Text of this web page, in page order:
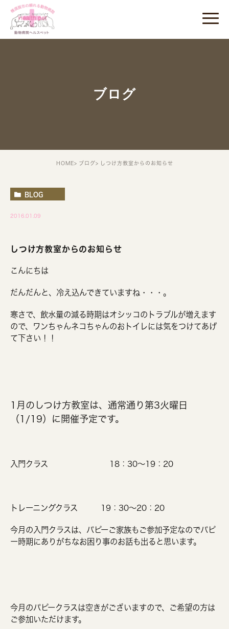
ブログ
HOME ブログ しつけ方教室からのお知らせ
BLOG
2016.01.09
しつけ方教室からのお知らせ
こんにちは
だんだんと、冷え込んできていますね・・・。
寒さで、飲水量の減る時期はオシッコのトラブルが増えます
ので、ワンちゃんネコちゃんのおトイレには気をつけてあげ
て下さい！！
1月のしつけ方教室は、通常通り第3火曜日
（1/19）に開催予定です。
入門クラス 18：30～19：20
トレーニングクラス 19：30～20：20
今月の入門クラスは、パピーご家族もご参加予定なのでパピ
ー時期にありがちなお困り事のお話も出ると思います。
今月のパピークラスは空きがございますので、ご希望の方は
ご参加いただけます。